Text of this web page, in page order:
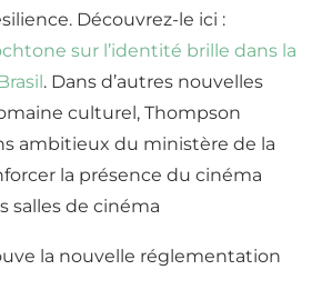
Découvrez-le ici :
sur l’identité brille dans la
. Dans d’autres nouvelles
culturel, Thompson
ambitieux du ministère de la
la présence du cinéma
salles de cinéma